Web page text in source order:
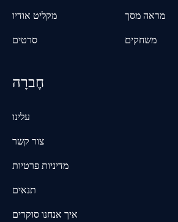
מקליט אודיו
מראה מסך
סרטים
משחקים
חֶברָה
עלינו
צור קשר
מדיניות פרטיות
תנאים
איך אנחנו סוקרים